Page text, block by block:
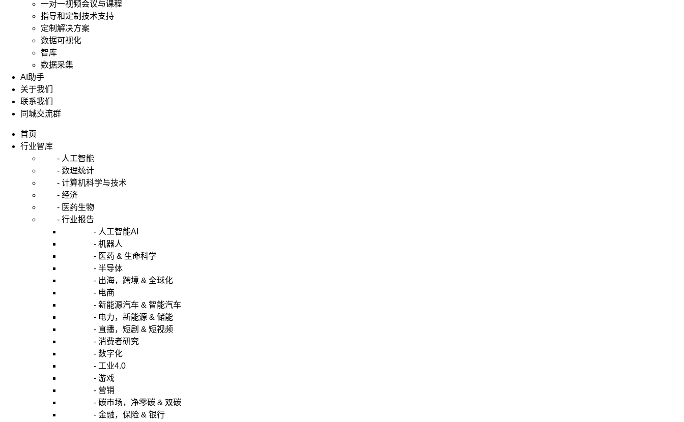
一对一视频会议与课程
指导和定制技术支持
定制解决方案
数据可视化
智库
数据采集
AI助手
关于我们
联系我们
同城交流群
首页
行业智库
- 人工智能
- 数理统计
- 计算机科学与技术
- 经济
- 医药生物
- 行业报告
- 人工智能AI
- 机器人
- 医药 & 生命科学
- 半导体
- 出海，跨境 & 全球化
- 电商
- 新能源汽车 & 智能汽车
- 电力，新能源 & 储能
- 直播，短剧 & 短视频
- 消费者研究
- 数字化
- 工业4.0
- 游戏
- 营销
- 碳市场，净零碳 & 双碳
- 金融，保险 & 银行